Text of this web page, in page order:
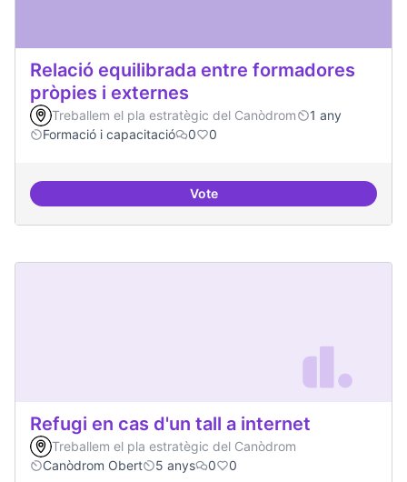
Relació equilibrada entre formadores
pròpies i externes
Treballem el pla estratègic del Canòdrom
1 any
Formació i capacitació
0 0
VoteRelació equilibrada entre
Refugi en cas d'un tall a internet
Treballem el pla estratègic del Canòdrom
Canòdrom Obert
5 anys 0 0